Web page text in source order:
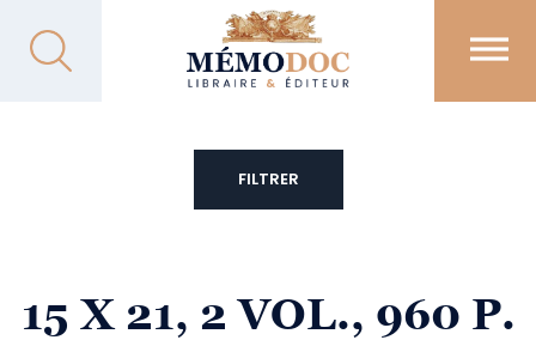
15 X 21, 2 VOL., 960 P.
FILTRER